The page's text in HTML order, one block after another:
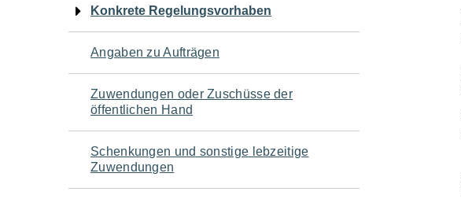
Konkrete Regelungsvorhaben
Angaben zu Aufträgen
Zuwendungen oder Zuschüsse der
öffentlichen Hand
Schenkungen und sonstige lebzeitige
Zuwendungen